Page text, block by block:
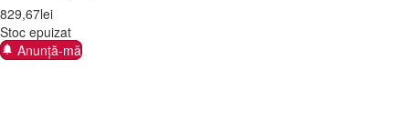
829,67lei
Stoc epuizat
Anunță-mă